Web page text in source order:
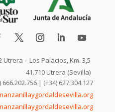
Utrera – Los Palacios, Km. 3,5
41.710 Utrera (Sevilla)
666.202.756 | (+34) 627.304.127